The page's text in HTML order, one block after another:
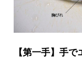
【第一手】手で